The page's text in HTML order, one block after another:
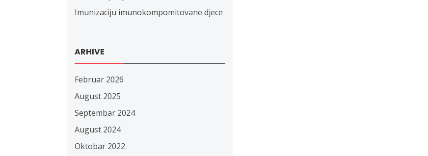
Imunizaciju imunokompomitovane djece
ARHIVE
Februar 2026
August 2025
Septembar 2024
August 2024
Oktobar 2022